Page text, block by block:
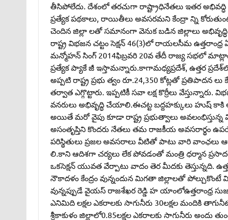
తీసిపోలేదు. దేశంలో తరచుగా రాష్ట్రాధినేతలు ఇతర
ప్రత్యేక పథకాలు, రాయితీలు అవసరమని కేంద్రా న్ని
చెందిన జిల్లా లతో సమానంగా వెనుక బడిన జిల్లాలు
రాష్ట్ర విభజన చట్టం సెక్షన్‌ 46(3)లో రాయలసీమ ఉత్తరాంధ్ర
మన్మోహన్‌ సింగ్‌ 2014ఫిబ్రవరి 20వ తేదీ రాజ్య సభలో
ప్రత్యేక ప్యాకే జీ ఇస్తామన్నారు.కాగామధ్యప్రదేశ్‌, ఉత్తర
అప్పటి రాష్ట్ర ప్రభు త్వం రూ.24,350 కోట్లతో ప్రతిపాదన లు
తర్వాత ఎగ్గొట్టారు. ఇప్పటికీ సవా లక్ష కొర్రీలు
వనరులు అభివృద్ధి చేయాలి.ఈచట్ట బద్దహక్కులు హుష్‌
అయితే మరో వైపు కూడా రాష్ట్ర ప్రభుత్వాలు
అసంతృప్తిని కొందరు నేతలు తమ రాజకీయ అవసరార్థం
పరిస్థితులు ప్రజల అవసరాలు వీటితో పాటు వారి వాంఛలు
లి.కాని ఆదిశగా చర్యలు లేక పోవడంతో మంత్రి ధర్మాన
ఒకసెక్షన్‌ యువత వేర్పాటు వాదం తెర మీదకు తెస్తున్నది.
నౌకాదళం కేంద్రం వున్నందున మిగతా జిల్లాలతో పోల్చుకొంటే
వున్నప్పుడే వైయస్‌ రాజశేఖర రెడ్డి హ యాంలోఉత్తరాంధ్ర
ఎనిమిది లక్షల ఎకరాలకు సాగునీరు 30లక్షల మందికి
శ్రీకాకుళం జిల్లాలో0.85లక్షల ఎకరాలకు సాగునీరు